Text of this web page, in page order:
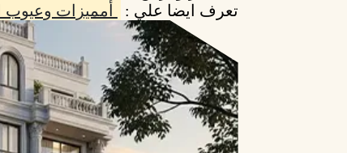
تعرف ايضا علي :
أمميزات وعيوب